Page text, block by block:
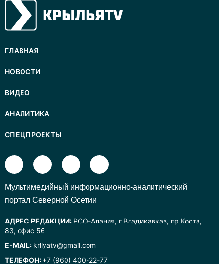
ГЛАВНАЯ
НОВОСТИ
ВИДЕО
АНАЛИТИКА
СПЕЦПРОЕКТЫ
Mультимедийный информационно-аналитический
портал Северной Осетии
АДРЕС РЕДАКЦИИ: РСО-Алания, г.Владикавказ, пр.Коста,
83, офис 56
E-MAIL: krilyatv@gmail.com
ТЕЛЕФОН: +7 (960) 400-22-77